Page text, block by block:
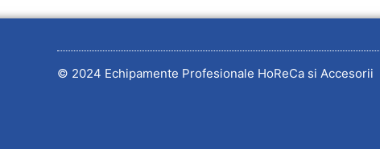
© 2024 Echipamente Profesionale HoReCa si Accesorii